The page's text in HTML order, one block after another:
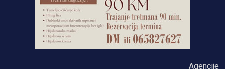
Agencije